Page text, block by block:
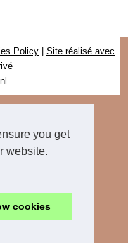
you get
website.
cookies
Policy | Site réalisé avec
nl